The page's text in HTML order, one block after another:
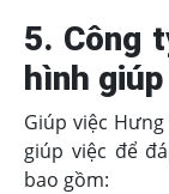
5. Công
hình
Giúp việc
giúp việc để
bao gồm: